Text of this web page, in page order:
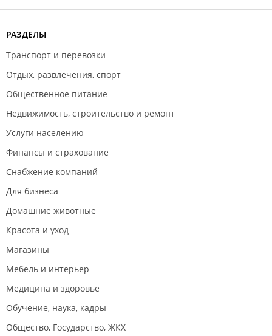
РАЗДЕЛЫ
Транспорт и перевозки
Отдых, развлечения, спорт
Общественное питание
Недвижимость, строительство и ремонт
Услуги населению
Финансы и страхование
Снабжение компаний
Для бизнеса
Домашние животные
Красота и уход
Магазины
Мебель и интерьер
Медицина и здоровье
Обучение, наука, кадры
Общество, Государство, ЖКХ